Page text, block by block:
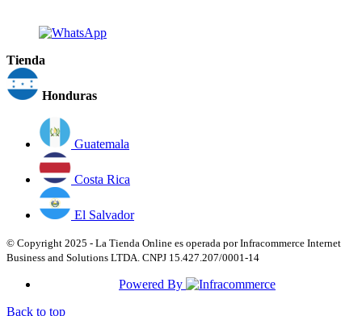
Tienda
Honduras
Guatemala
Costa Rica
El Salvador
© Copyright 2025 - La Tienda Online es operada por Infracommerce Internet
Business and Solutions LTDA. CNPJ 15.427.207/0001-14
Powered By
Back to top